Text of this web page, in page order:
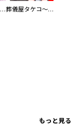
好きじゃないけど、抱いてください【電子単行本版／特典おまけ付き】 葬儀屋タケコ～あなたの最期、叶えます【電子単行本版】
もっと見る